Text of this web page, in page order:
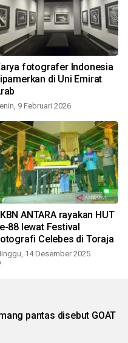
fotografer Indonesia
di Uni Emirat
9 Februari 2026
ANTARA rayakan HUT
88 lewat Festival
Celebes di Toraja
14 Desember 2025
pantas disebut GOAT